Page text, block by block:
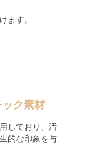
ます。
ク素材
しており、汚
的な印象を与